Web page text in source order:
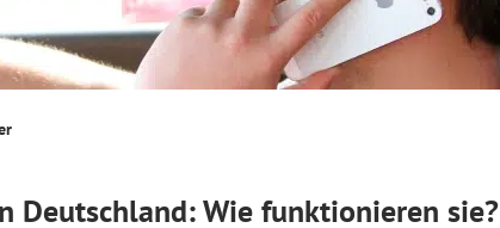
Deutschland: Wie funktionieren sie?